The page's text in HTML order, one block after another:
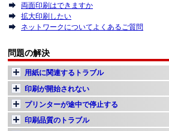
両面印刷はできますか
拡大印刷したい
ネットワークについてよくあるご質問
問題の解決
用紙に関連するトラブル
印刷が開始されない
プリンターが途中で停止する
印刷品質のトラブル